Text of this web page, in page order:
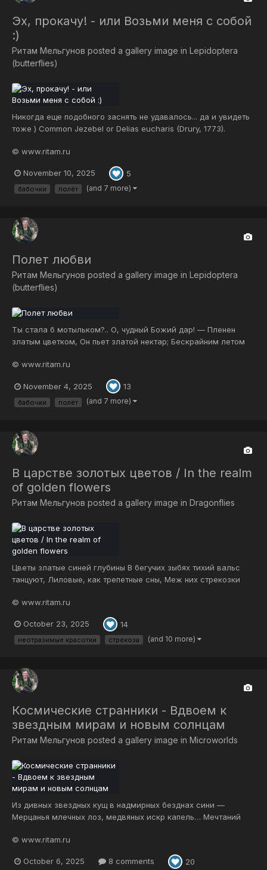
Эх, прокачу! - или Возьми меня с собой
:)
Ритам Мельгунов posted a gallery image in Lepidoptera
(butterflies)
Никогда еще подобного заснять не удавалось... да и увидеть
тоже ) Common Jezebel or Delias eucharis (Drury, 1773).
эухарис - Delias eucharis (Drury, 1773), сем. Белянки
(Pieridae), англ. Common Jezebel — Изабель. *...
© www.ritam.ru
November 10, 2025 5
бабочки полёт (and 7 more)
Полет любви
Ритам Мельгунов posted a gallery image in Lepidoptera
(butterflies)
Ты стала б мотыльком?.. О, чудный Божий дар! — Пленен
златым цветком, Он пьет златой нектар; Бескрайним летом
мед; В раздолье без оков Порхая без забот, Средь нежных
лепестков Он мир счастливый пьет… В свободе без гра...
© www.ritam.ru
November 4, 2025 13
бабочки полёт (and 7 more)
В царстве золотых цветов / In the realm
of golden flowers
Ритам Мельгунов posted a gallery image in Dragonflies
Цветы златые синей глубины В бегучих зыбях тихий вальс
танцуют, Лиловые, как трепетные сны, Меж них стрекозки
кружатся в танцах окрыленных И открывают вдруг очам души
Порталы к синям далей просветленных. И в дивный мир, где...
© www.ritam.ru
October 23, 2025 14
неотразимые красотки стрекоза (and 10 more)
Космические странники - Вдвоем к
звездным мирам и новым солнцам
Ритам Мельгунов posted a gallery image in Microworlds
Из дивных звездных кущ в надмирных безднах сини —
Мерцанья млечных лоз, медвяных искр капель… Мечтаний
созвездий, вихрей солнц свирель… Надмирные сады! Вы
трепетно овиты Лучистым цветом звезд, что взором Света
ткет Душа Любви, творя Свой...
© www.ritam.ru
October 6, 2025 8 comments 20